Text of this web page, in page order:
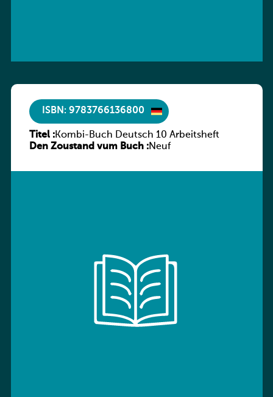
ISBN: 9783766136800
Titel :Kombi-Buch Deutsch 10 Arbeitsheft
Den Zoustand vum Buch :Neuf